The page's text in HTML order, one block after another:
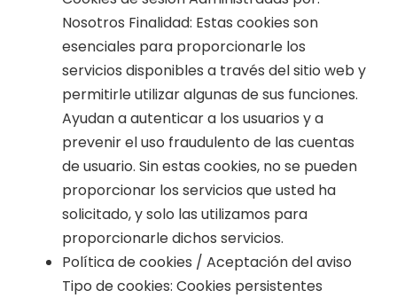
Nosotros Finalidad: Estas cookies son
esenciales para proporcionarle los
servicios disponibles a través del sitio web y
permitirle utilizar algunas de sus funciones.
Ayudan a autenticar a los usuarios y a
prevenir el uso fraudulento de las cuentas
de usuario. Sin estas cookies, no se pueden
proporcionar los servicios que usted ha
solicitado, y solo las utilizamos para
proporcionarle dichos servicios.
Política de cookies / Aceptación del aviso
Tipo de cookies: Cookies persistentes